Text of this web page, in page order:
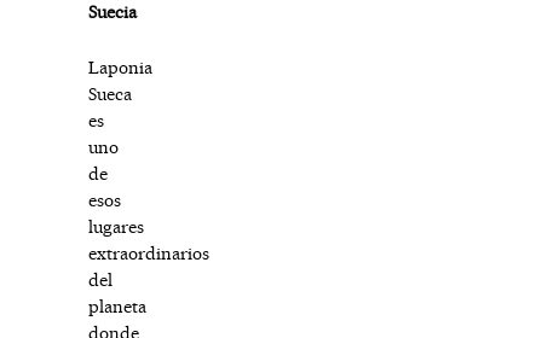
Suecia
Laponia
Sueca
es
uno
de
esos
lugares
extraordinarios
del
planeta
donde